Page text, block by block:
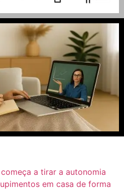
a tirar a autonomia
em casa de forma